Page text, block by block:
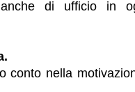
anche di ufficio in
conto nella